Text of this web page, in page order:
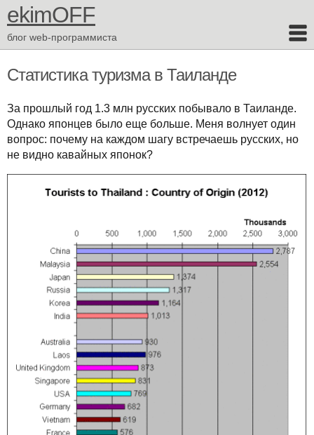
ekimOFF
блог web-программиста
Статистика туризма в Таиланде
За прошлый год 1.3 млн русских побывало в Таиланде.
Однако японцев было еще больше. Меня волнует один
вопрос: почему на каждом шагу встречаешь русских, но
не видно кавайных японок?